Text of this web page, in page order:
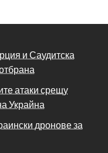
и Саудитска
атаки срещу
Украйна
дронове за